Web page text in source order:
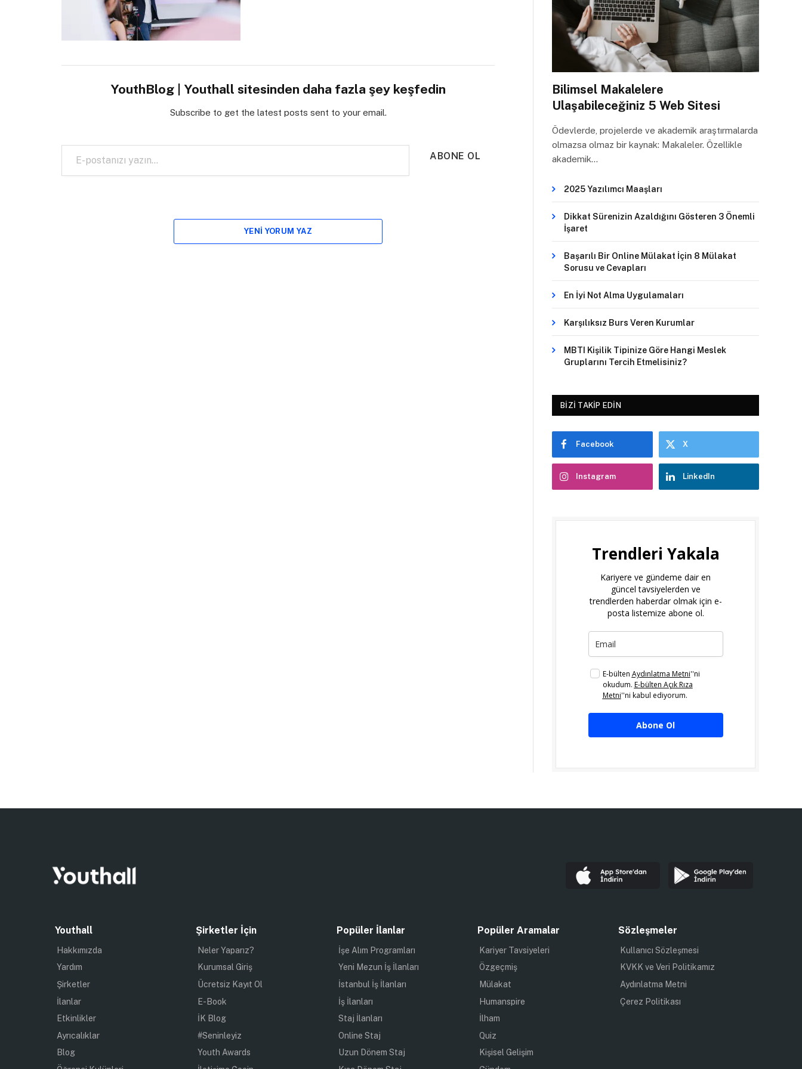
YouthBlog | Youthall sitesinden daha fazla şey keşfedin
Subscribe to get the latest posts sent to your email.
E-postanızı yazın…
ABONE OL
YENI YORUM YAZ
Bilimsel Makalelere
Ulaşabileceğiniz 5 Web Sitesi
Ödevlerde, projelerde ve akademik araştırmalarda
olmazsa olmaz bir kaynak: Makaleler. Özellikle
akademik…
2025 Yazılımcı Maaşları
Dikkat Sürenizin Azaldığını Gösteren 3 Önemli
İşaret
Başarılı Bir Online Mülakat İçin 8 Mülakat
Sorusu ve Cevapları
En İyi Not Alma Uygulamaları
Karşılıksız Burs Veren Kurumlar
MBTI Kişilik Tipinize Göre Hangi Meslek
Gruplarını Tercih Etmelisiniz?
BIZI TAKIP EDIN
Facebook X
Instagram LinkedIn
Trendleri Yakala
Kariyere ve gündeme dair en
güncel tavsiyelerden ve
trendlerden haberdar olmak için e-
posta listemize abone ol.
E-bülten Aydınlatma Metni''ni
okudum. E-bülten Açık Rıza
Metni''ni kabul ediyorum.
Abone Ol
Youthall
Hakkımızda
Yardım
Şirketler
İlanlar
Etkinlikler
Ayrıcalıklar
Blog
Şirketler İçin
Neler Yaparız?
Kurumsal Giriş
Ücretsiz Kayıt Ol
E-Book
İK Blog
#Seninleyiz
Youth Awards
Popüler İlanlar
İşe Alım Programları
Yeni Mezun İş İlanları
İstanbul İş İlanları
İş İlanları
Staj İlanları
Online Staj
Uzun Dönem Staj
Popüler Aramalar
Kariyer Tavsiyeleri
Özgeçmiş
Mülakat
Humanspire
İlham
Quiz
Kişisel Gelişim
Sözleşmeler
Kullanıcı Sözleşmesi
KVKK ve Veri Politikamız
Aydınlatma Metni
Çerez Politikası